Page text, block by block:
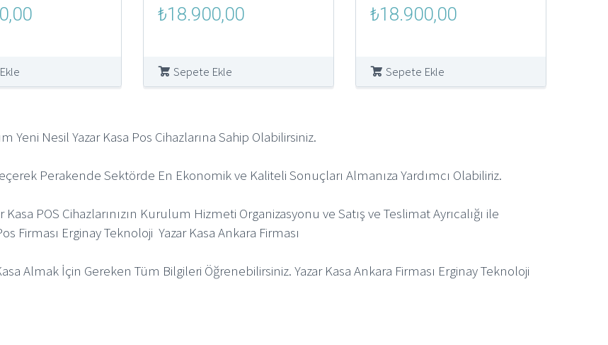
Şu
Orijinal
₺18.900,00Şu
Sepete Ekle
Orijinal
₺18.900,00Şu
Sepete Ekle
Yeni Nesil Yazar Kasa Pos Cihazlarına Sahip Olabilirsiniz.
Perakende Sektörde En Ekonomik ve Kaliteli Sonuçları Almanıza Yardımcı Olabiliriz.
POS Cihazlarınızın Kurulum Hizmeti Organizasyonu ve Satış ve Teslimat Ayrıcalığı ile
Firması Erginay Teknoloji Yazar Kasa Ankara Firması
Almak İçin Gereken Tüm Bilgileri Öğrenebilirsiniz. Yazar Kasa Ankara Firması Erginay Teknoloji